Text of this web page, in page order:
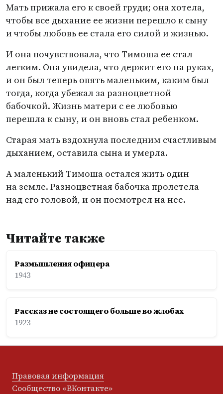
Мать прижала его к своей груди; она хотела,
чтобы все дыхание ее жизни перешло к сыну
и чтобы любовь ее стала его силой и жизнью.
И она почувствовала, что Тимоша ее стал
легким. Она увидела, что держит его на руках,
и он был теперь опять маленьким, каким был
тогда, когда убежал за разноцветной
бабочкой. Жизнь матери с ее любовью
перешла к сыну, и он вновь стал ребенком.
Старая мать вздохнула последним счастливым
дыханием, оставила сына и умерла.
А маленький Тимоша остался жить один
на земле. Разноцветная бабочка пролетела
над его головой, и он посмотрел на нее.
Читайте также
Размышления офицера
1943
Рассказ не состоящего больше во жлобах
1923
Правовая информация
Сообщество «ВКонтакте»